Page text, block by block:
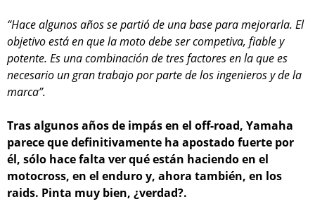
“Hace algunos años se partió de una base para mejorarla. El
objetivo está en que la moto debe ser competiva, fiable y
potente. Es una combinación de tres factores en la que es
necesario un gran trabajo por parte de los ingenieros y de la
marca”.
Tras algunos años de impás en el off-road, Yamaha
parece que definitivamente ha apostado fuerte por
él, sólo hace falta ver qué están haciendo en el
motocross, en el enduro y, ahora también, en los
raids. Pinta muy bien, ¿verdad?.